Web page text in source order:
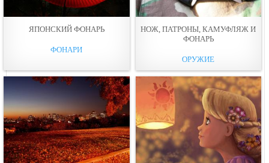
ЯПОНСКИЙ ФОНАРЬ
ФОНАРИ
НОЖ, ПАТРОНЫ, КАМУФЛЯЖ И
ФОНАРЬ
ОРУЖИЕ